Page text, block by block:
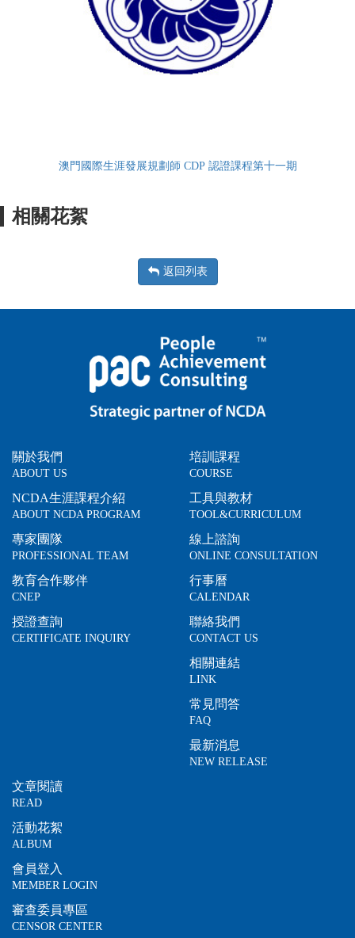
澳門國際生涯發展規劃師 CDP 認證課程第十一期
相關花絮
返回列表
關於我們
ABOUT US
NCDA生涯課程介紹
ABOUT NCDA PROGRAM
專家團隊
PROFESSIONAL TEAM
教育合作夥伴
CNEP
授證查詢
CERTIFICATE INQUIRY
培訓課程
COURSE
工具與教材
TOOL&CURRICULUM
線上諮詢
ONLINE CONSULTATION
行事曆
CALENDAR
聯絡我們
CONTACT US
相關連結
LINK
常見問答
FAQ
最新消息
NEW RELEASE
文章閱讀
READ
活動花絮
ALBUM
會員登入
MEMBER LOGIN
審查委員專區
CENSOR CENTER